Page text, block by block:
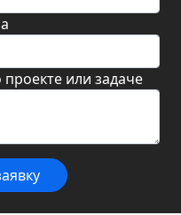
или задаче